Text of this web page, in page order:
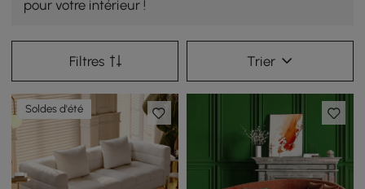
pour votre intérieur !
Filtres Trier
Soldes d'été